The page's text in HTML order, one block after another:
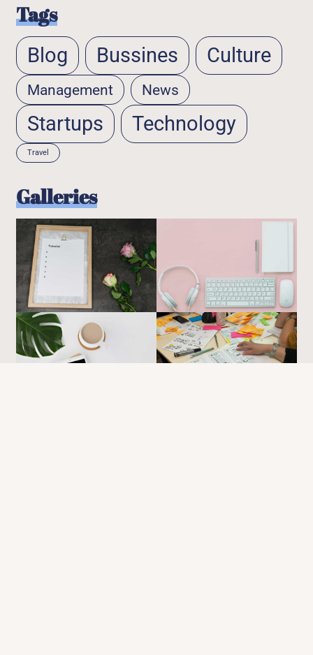
Tags
Blog Bussines Culture
Management News
Startups Technology
Travel
Galleries